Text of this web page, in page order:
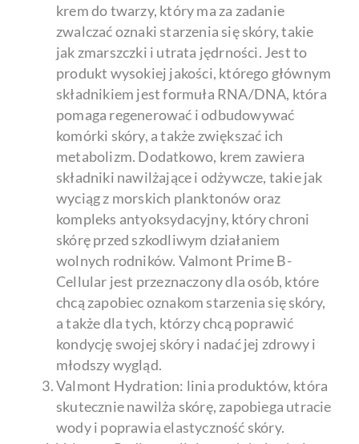
krem do twarzy, który ma za zadanie
zwalczać oznaki starzenia się skóry, takie
jak zmarszczki i utrata jędrności. Jest to
produkt wysokiej jakości, którego głównym
składnikiem jest formuła RNA/DNA, która
pomaga regenerować i odbudowywać
komórki skóry, a także zwiększać ich
metabolizm. Dodatkowo, krem zawiera
składniki nawilżające i odżywcze, takie jak
wyciąg z morskich planktonów oraz
kompleks antyoksydacyjny, który chroni
skórę przed szkodliwym działaniem
wolnych rodników. Valmont Prime B-
Cellular jest przeznaczony dla osób, które
chcą zapobiec oznakom starzenia się skóry,
a także dla tych, którzy chcą poprawić
kondycję swojej skóry i nadać jej zdrowy i
młodszy wygląd.
Valmont Hydration: linia produktów, która
skutecznie nawilża skórę, zapobiega utracie
wody i poprawia elastyczność skóry.